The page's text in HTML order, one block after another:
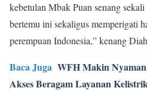
kebetulan Mbak Puan senang
bertemu ini sekaligus memperigati
perempuan Indonesia,” kenang
Baca Juga WFH Makin
Akses Beragam Layanan